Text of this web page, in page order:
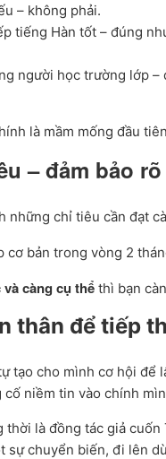
– không phải.
tiếng Hàn tốt – đúng
người học trường lớp
là mầm mống đầu
– đảm bảo
những chỉ tiêu cần đạt
cơ bản trong vòng 2
càng cụ thể thì bạn
thân để tiếp
tạo cho mình cơ hội để
niềm tin vào chính
là đồng tác giả
sự chuyển biến, đi lên